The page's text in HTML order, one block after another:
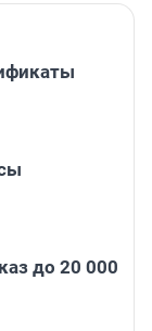
до 20 000